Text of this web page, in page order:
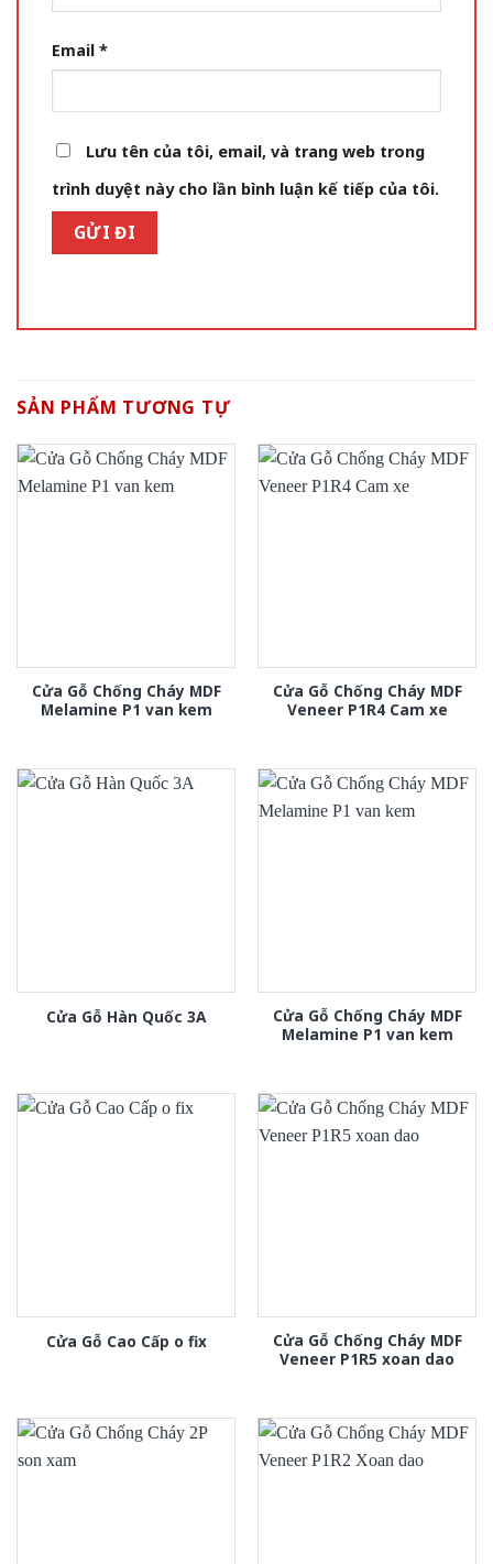
Email *
Lưu tên của tôi, email, và trang web trong
trình duyệt này cho lần bình luận kế tiếp của tôi.
SẢN PHẨM TƯƠNG TỰ
Cửa Gỗ Chống Cháy MDF
Melamine P1 van kem
Cửa Gỗ Chống Cháy MDF
Veneer P1R4 Cam xe
Cửa Gỗ Hàn Quốc 3A
Cửa Gỗ Chống Cháy MDF
Melamine P1 van kem
Cửa Gỗ Cao Cấp o fix
Cửa Gỗ Chống Cháy MDF
Veneer P1R5 xoan dao